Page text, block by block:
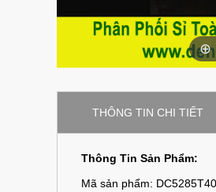
THÔNG TIN CHI TIẾT
Thông Tin Sản Phẩm:
Mã sản phẩm: DC5285T40